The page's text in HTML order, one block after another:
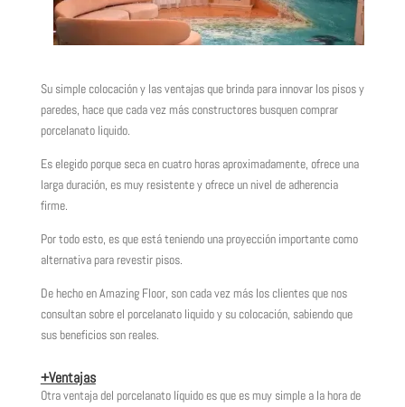
Su simple colocación y las ventajas que brinda para innovar los pisos y
paredes, hace que cada vez más constructores busquen comprar
porcelanato liquido.
Es elegido porque seca en cuatro horas aproximadamente, ofrece una
larga duración, es muy resistente y ofrece un nivel de adherencia
firme.
Por todo esto, es que está teniendo una proyección importante como
alternativa para revestir pisos.
De hecho en Amazing Floor, son cada vez más los clientes que nos
consultan sobre el porcelanato liquido y su colocación, sabiendo que
sus beneficios son reales.
+Ventajas
Otra ventaja del porcelanato líquido es que es muy simple a la hora de